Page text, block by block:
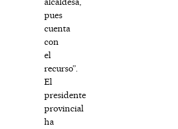
pues
cuenta
con
el
recurso”.
El
presidente
provincial
ha